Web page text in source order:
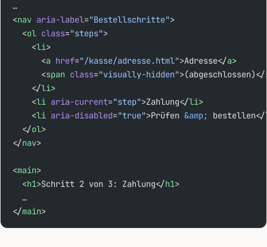
…
<nav aria-label="Bestellschritte">
  <
ol class="steps">
    <
li>
      <
a href="/kasse/adresse.html">Adresse</a>
      <
span class="visually-hidden">(abgeschlossen)</
    </
li>
    <
li aria-current="step">Zahlung</li>
    <
li aria-disabled="true">Prüfen &amp; bestellen</
  </
ol>
</nav>
<main>
  <
h1>Schritt 2 von 3: Zahlung</h1>
  …
</main>